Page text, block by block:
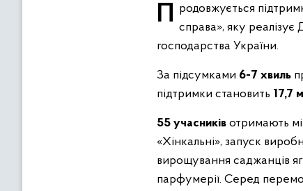
Продовжується підтримка розвитку мікро- та малого бізнесу завдяки державній грантовій програмі «Власна справа», яку реалізує
господарства України.
За підсумками 6-7 хвиль
підтримки становить 17,7
55 учасників отримають
«Хінкальні», запуск
вирощування саджанців
парфумерії. Серед